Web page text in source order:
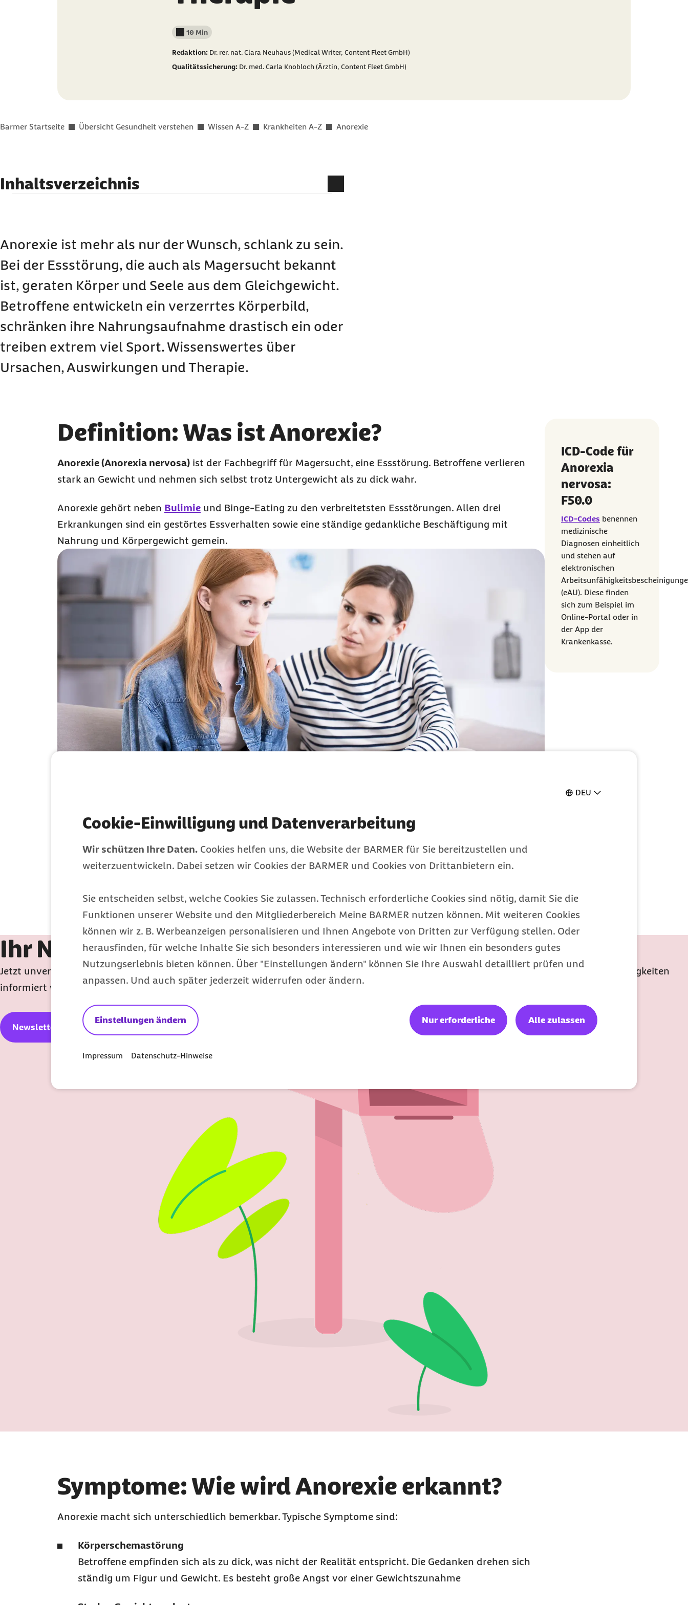
DEU
Cookie-Einwilligung und Datenverarbeitung
Wir schützen Ihre Daten. Cookies helfen uns, die Website der BARMER für Sie bereitzustellen und
weiterzuentwickeln. Dabei setzen wir Cookies der BARMER und Cookies von Drittanbietern ein.
Sie entscheiden selbst, welche Cookies Sie zulassen. Technisch erforderliche Cookies sind nötig, damit Sie die
Funktionen unserer Website und den Mitgliederbereich Meine BARMER nutzen können. Mit weiteren Cookies
können wir z. B. Werbeanzeigen personalisieren und Ihnen Angebote von Dritten zur Verfügung stellen. Oder
herausfinden, für welche Inhalte Sie sich besonders interessieren und wie wir Ihnen ein besonders gutes
Nutzungserlebnis bieten können. Über "Einstellungen ändern" können Sie Ihre Auswahl detailliert prüfen und
anpassen. Und auch später jederzeit widerrufen oder ändern.
Einstellungen ändern Nur erforderliche Alle zulassen
Impressum Datenschutz-Hinweise
Lesedauer weniger als
10 Min
Redaktion: Dr. rer. nat. Clara Neuhaus (Medical Writer, Content Fleet GmbH)
Qualitätssicherung: Dr. med. Carla Knobloch (Ärztin, Content Fleet GmbH)
Sie befinden sich hier:
Barmer Startseite Übersicht Gesundheit verstehen Wissen A-Z Krankheiten A-Z Anorexie
Inhaltsverzeichnis
Häufigkeit: Wie verbreitet ist Anorexie?
Verlauf: Wie entwickelt sich Anorexie?
Diagnose: Wie wird Magersucht festegestellt?
Therapie: Wie erfolgt die Behandlung bei Anorexie?
Nachsorge: Wie erfolgt die Betreuung nach Anorexie?
Vorsorge: Wie lässt sich Anorexie vorbeugen?
Fazit: Anorexie auf einen Blick
Häufige Fragen und Antworten zu Anorexia nervosa
Anorexie ist mehr als nur der Wunsch, schlank zu sein.
Bei der Essstörung, die auch als Magersucht bekannt
ist, geraten Körper und Seele aus dem Gleichgewicht.
Betroffene entwickeln ein verzerrtes Körperbild,
schränken ihre Nahrungsaufnahme drastisch ein oder
treiben extrem viel Sport. Wissenswertes über
Ursachen, Auswirkungen und Therapie.
Definition: Was ist Anorexie?
Anorexie (Anorexia nervosa) ist der Fachbegriff für Magersucht, eine Essstörung. Betroffene verlieren
stark an Gewicht und nehmen sich selbst trotz Untergewicht als zu dick wahr.
ICD-Code für
Anorexia
nervosa:
F50.0
ICD-Codes benennen
medizinische
Diagnosen einheitlich
und stehen auf
elektronischen
(eAU). Diese finden
sich zum Beispiel im
Online-Portal oder in
der App der
Krankenkasse.
Anorexie gehört neben Bulimie und Binge-Eating zu den verbreitetsten Essstörungen. Allen drei
Erkrankungen sind ein gestörtes Essverhalten sowie eine ständige gedankliche Beschäftigung mit
Nahrung und Körpergewicht gemein.
Angst- oder Zwangsstörungen auf.
Wichtig zu wissen:
Magersucht ist eine ernsthafte Erkrankung, die umgehend eine professionelle Behandlung erfordert.
Ihr Newsletter für ein gesünderes Leben
Jetzt unverbindlich anmelden, monatlich Gesundheitsthemen mit wertvollen Tipps erhalten und über exklusive Barmer Services und Neuigkeiten
informiert werden.
Newsletter abonnieren
Symptome: Wie wird Anorexie erkannt?
Anorexie macht sich unterschiedlich bemerkbar. Typische Symptome sind:
Körperschemastörung
Betroffene empfinden sich als zu dick, was nicht der Realität entspricht. Die Gedanken drehen sich
ständig um Figur und Gewicht. Es besteht große Angst vor einer Gewichtszunahme